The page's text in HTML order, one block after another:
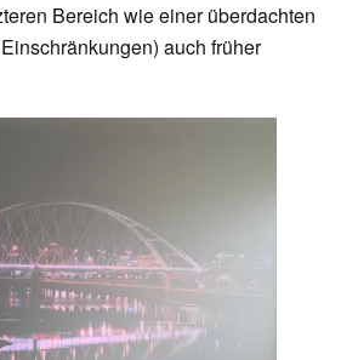
Bereich wie einer überdachten
auch früher